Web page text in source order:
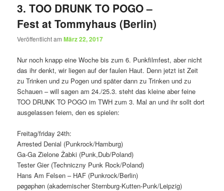
3. TOO DRUNK TO POGO –
Fest at Tommyhaus (Berlin)
Veröffentlicht amMärz 22, 2017
Nur noch knapp eine Woche bis zum 6. Punkfilmfest, aber nicht
das ihr denkt, wir liegen auf der faulen Haut. Denn jetzt ist Zeit
zu Trinken und zu Pogen und später dann zu Trinken und zu
Schauen – will sagen am 24./25.3. steht das kleine aber feine
TOO DRUNK TO POGO im TWH zum 3. Mal an und ihr sollt dort
ausgelassen feiern, den es spielen:
Freitag/friday 24th:
Arrested Denial (Punkrock/Hamburg)
Ga-Ga Zielone Żabki (Punk,Dub/Poland)
Tester Gier (Techniczny Punk Rock/Poland)
Hans Am Felsen – HAF (Punkrock/Berlin)
pøgøphøn (akademischer Sternburg-Kutten-Punk/Leipzig)